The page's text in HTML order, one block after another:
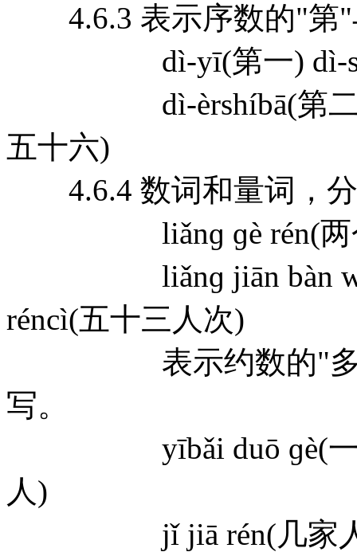
4.6.3 表示序数的"第"
dì-yī(第一) dì-
dì-èrshíbā(第二十八
五十六)
4.6.4 数词和量词，
liǎnɡ ɡè rén(两个人
liǎnɡ jiān bàn wūzi(
réncì(五十三人次)
表示约数的"多"、"
写。
yībǎi duō ɡè(一百多
人)
jǐ jiā rén(几家人) jǐ